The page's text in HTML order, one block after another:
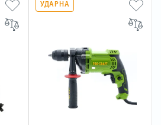
УДАРНА